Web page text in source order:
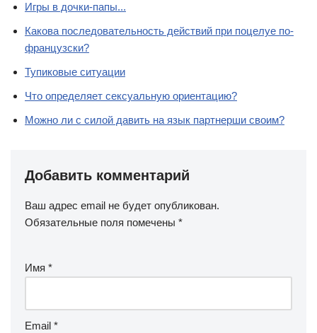
Игры в дочки-папы...
Какова последовательность действий при поцелуе по-
французски?
Тупиковые ситуации
Что определяет сексуальную ориентацию?
Можно ли с силой давить на язык партнерши своим?
Добавить комментарий
Ваш адрес email не будет опубликован.
Обязательные поля помечены *
Имя *
Email *